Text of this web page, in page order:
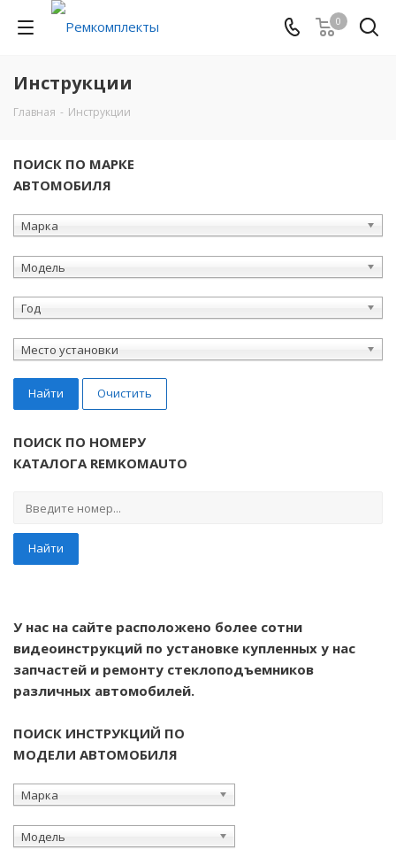
0
Инструкции
Главная - Инструкции
ПОИСК ПО МАРКЕ
АВТОМОБИЛЯ
Марка
Модель
Год
Место установки
Найти Очистить
ПОИСК ПО НОМЕРУ
КАТАЛОГА REMKOMAUTO
Найти
У нас на сайте расположено более сотни
видеоинструкций по установке купленных у нас
запчастей и ремонту стеклоподъемников
различных автомобилей.
ПОИСК ИНСТРУКЦИЙ ПО
МОДЕЛИ АВТОМОБИЛЯ
Марка
Модель